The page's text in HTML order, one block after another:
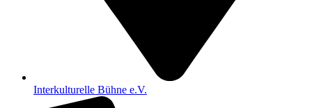
Interkulturelle Bühne e.V.